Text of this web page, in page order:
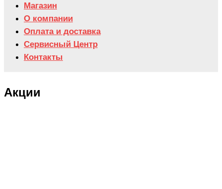
Магазин
О компании
Оплата и доставка
Сервисный Центр
Контакты
Акции